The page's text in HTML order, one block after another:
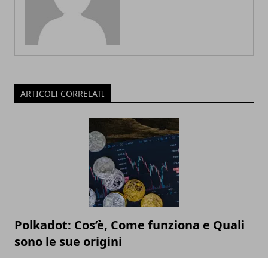
ARTICOLI CORRELATI
Polkadot: Cos’è, Come funziona e Quali
sono le sue origini